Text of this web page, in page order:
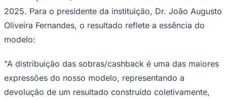
2025. Para o presidente da instituição, Dr. João Augusto
Oliveira Fernandes, o resultado reflete a essência do
modelo:
"A distribuição das sobras/cashback é uma das maiores
expressões do nosso modelo, representando a
devolução de um resultado construído coletivamente,